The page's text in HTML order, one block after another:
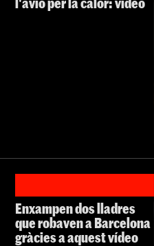
Enxampen dos lladres
que robaven a Barcelona
gràcies a aquest vídeo